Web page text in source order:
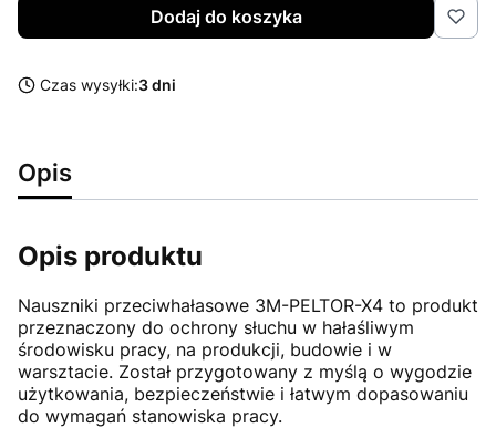
Dodaj do koszyka
Czas wysyłki:3 dni
Opis
Opis produktu
Nauszniki przeciwhałasowe 3M-PELTOR-X4 to produkt
przeznaczony do ochrony słuchu w hałaśliwym
środowisku pracy, na produkcji, budowie i w
warsztacie. Został przygotowany z myślą o wygodzie
użytkowania, bezpieczeństwie i łatwym dopasowaniu
do wymagań stanowiska pracy.